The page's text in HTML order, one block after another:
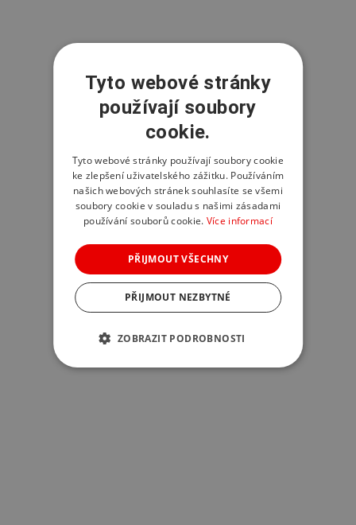
Tyto webové stránky
používají soubory
cookie.
Tyto webové stránky používají soubory cookie
ke zlepšení uživatelského zážitku. Používáním
našich webových stránek souhlasíte se všemi
soubory cookie v souladu s našimi zásadami
používání souborů cookie. Více informací
PŘIJMOUT VŠECHNY
PŘIJMOUT NEZBYTNÉ
ZOBRAZIT PODROBNOSTI